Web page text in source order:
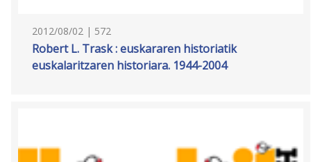
2012/08/02 | 572
Robert L. Trask : euskararen historiatik
euskalaritzaren historiara. 1944-2004